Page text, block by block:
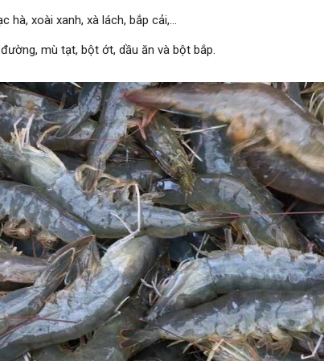
hà, xoài xanh, xà lách, bắp cải,…
mù tạt, bột ớt, dầu ăn và bột bắp.